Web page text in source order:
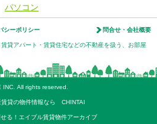
パソコン
シーポリシー 問合せ・会社概要
貸アパート・賃貸住宅などの不動産を扱う、お部屋
INC. All rights reserved.
賃貸の物件情報なら CHINTAI
る！エイブル賃貸物件アーカイブ